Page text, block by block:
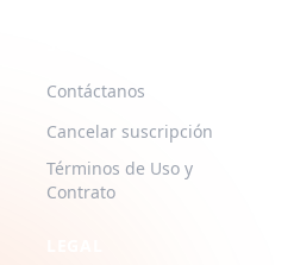
Contáctanos
Cancelar suscripción
Términos de Uso y
Contrato